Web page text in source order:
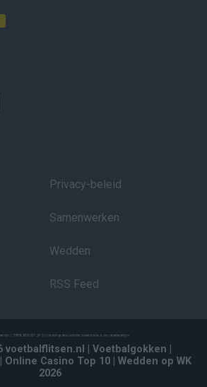
Privacy-beleid
Samenwerken
Wedden
RSS Feed
voetbalflitsen.nl | Voetbalgokken
| Online Casino Top 10 | Wedden op WK
2026